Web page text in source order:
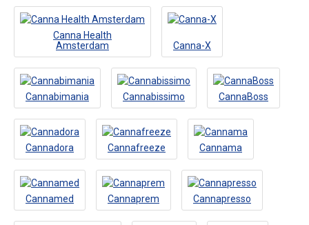
Canna Health
Amsterdam
Canna-X
Cannabimania Cannabissimo CannaBoss
Cannadora Cannafreeze Cannama
Cannamed Cannaprem Cannapresso